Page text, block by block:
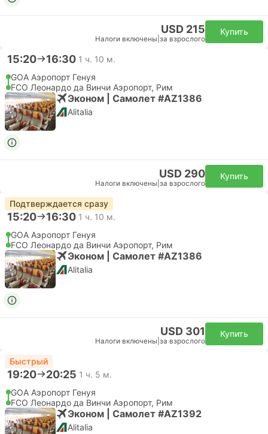
USD 215
Налоги включены за взрослого
Купить
15:20 16:30 1 ч. 10 м.
GOA Аэропорт Генуя
FCO Леонардо да Винчи Аэропорт, Рим
Эконом | Самолет #AZ1386
Alitalia
USD 290
Налоги включены за взрослого
Купить
Подтверждается сразу
15:20 16:30 1 ч. 10 м.
GOA Аэропорт Генуя
FCO Леонардо да Винчи Аэропорт, Рим
Эконом | Самолет #AZ1386
Alitalia
USD 301
Налоги включены за взрослого
Купить
Быстрый
19:20 20:25 1 ч. 5 м.
GOA Аэропорт Генуя
FCO Леонардо да Винчи Аэропорт, Рим
Эконом | Самолет #AZ1392
Alitalia